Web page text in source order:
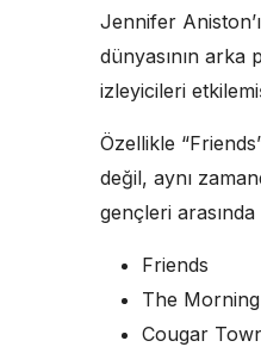
Jennifer
dünyasının arka
izleyicileri
Özellikle
değil, aynı
gençleri arasında
Friends
The
Cougar